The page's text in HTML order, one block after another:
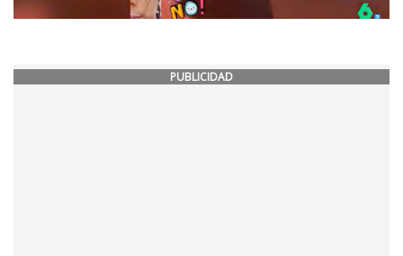
PUBLICIDAD